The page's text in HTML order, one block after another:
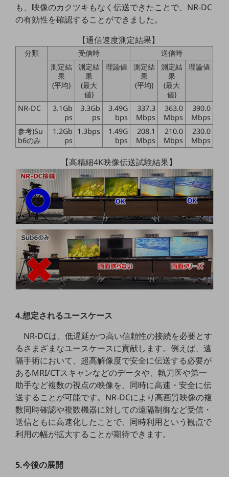
モビリティ
製造・建設業
キーワードで探す
法人向けスマホ・携帯に関する、
おすすめの機種、料金やサービスをご紹介
製品
製品TOP
タフネススマートフォン
データ通信製品
ドコモケータイ
5G対応ホームルーター
通信モジュール製品
衛星携帯電話
IOT完了済みメーカーブランド製品
ケータイプラン
5Gデータプラス
データプラス
IoT向け回線料金
home5Gプラン
モバイルサービス
端末の一元管理
セキュリティ
も、映像のカクツキもなく伝送できたことで、NR-DC
の有効性を確認することができました。
【通信速度測定結果】
分類 受信時
送信時
測定結
果
(平均)
測定結
果
(最大
値)
理論値
測定結
果
(平均)
測定結
果
(最大
値)
理論値
NR-DC
3.1Gb
ps
3.3Gb
ps
3.49G
bps
337.3
Mbps
363.0
Mbps
390.0
Mbps
参考)Su
b6のみ
1.2Gb
ps
1.3bps
1.49G
bps
208.1
Mbps
210.0
Mbps
230.0
Mbps
【高精細4K映像伝送試験結果】
4.想定されるユースケース
NR-DCは、低遅延かつ高い信頼性の接続を必要とす
るさまざまなユースケースに貢献します。例えば、遠
隔手術において、超高解像度で安全に伝送する必要が
あるMRI/CTスキャンなどのデータや、執刀医や第一
助手など複数の視点の映像を、同時に高速・安全に伝
送することが可能です。NR-DCにより高画質映像の複
数同時確認や複数機器に対しての遠隔制御など受信・
送信ともに高速化したことで、同時利用という観点で
利用の幅が拡大することが期待できます。
5.今後の展開